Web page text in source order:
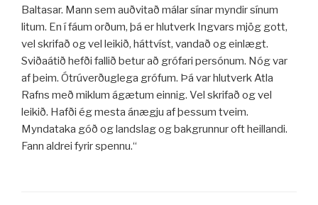
Baltasar. Mann sem auðvitað málar sínar myndir sínum
litum. En í fáum orðum, þá er hlutverk Ingvars mjög gott,
vel skrifað og vel leikið, háttvíst, vandað og einlægt.
Sviðaátið hefði fallið betur að grófari persónum. Nóg var
af þeim. Ótrúverðuglega grófum. Þá var hlutverk Atla
Rafns með miklum ágætum einnig. Vel skrifað og vel
leikið. Hafði ég mesta ánægju af þessum tveim.
Myndataka góð og landslag og bakgrunnur oft heillandi.
Fann aldrei fyrir spennu.“